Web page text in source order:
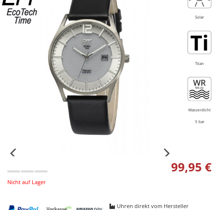
Solar
Titan
Wasserdicht
5 bar
99,95 €
Nicht auf Lager
Uhren direkt vom Hersteller